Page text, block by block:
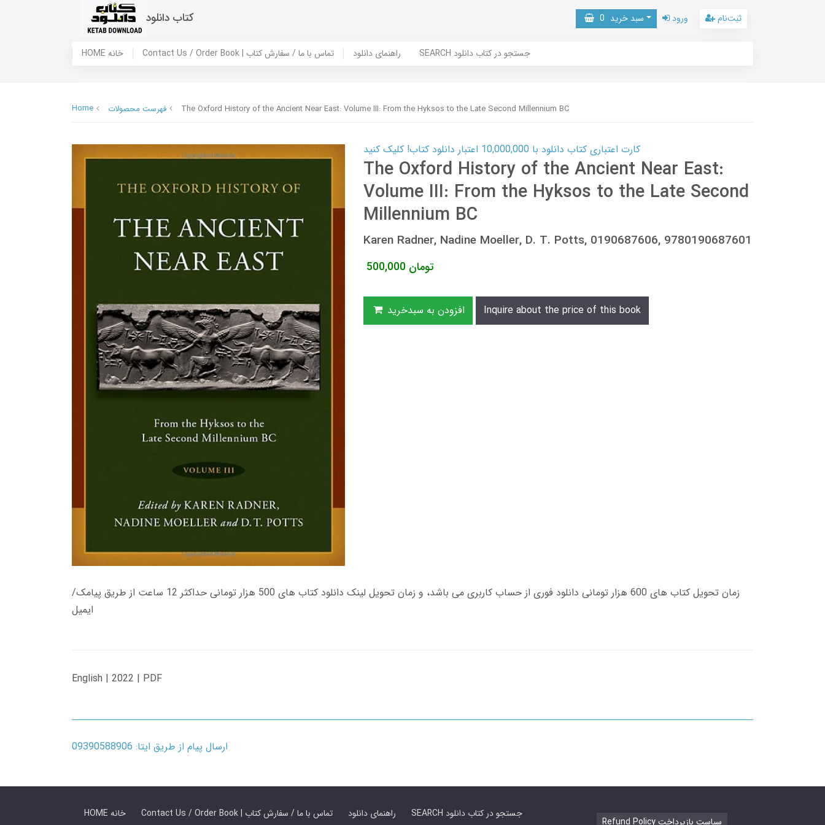
کتاب دانلود سبد خرید 0 ورود ثبت‌نام
HOME خانه Contact Us / Order Book | تماس با ما / سفارش کتاب راهنمای دانلود SEARCH جستجو در کتاب دانلود
Home فهرست محصولات The Oxford History of the Ancient Near East: Volume III: From the Hyksos to the Late Second Millennium BC
کارت اعتباری کتاب دانلود با 10,000,000 اعتبار دانلود کتاب! کلیک کنید
The Oxford History of the Ancient Near East:
Volume III: From the Hyksos to the Late Second
Millennium BC
Karen Radner, Nadine Moeller, D. T. Potts, 0190687606, 9780190687601
500,000 تومان
افزودن به سبدخرید Inquire about the price of this book
زمان تحویل کتاب های 600 هزار تومانی دانلود فوری از حساب کاربری می باشد، و زمان تحویل لینک دانلود کتاب های 500 هزار تومانی حداکثر 12 ساعت از طریق پیامک/
ایمیل
English | 2022 | PDF
ارسال پیام از طریق ایتا: 09390588906
HOME خانه Contact Us / Order Book | تماس با ما / سفارش کتاب راهنمای دانلود SEARCH جستجو در کتاب دانلود
Refund Policy سیاست بازپرداخت